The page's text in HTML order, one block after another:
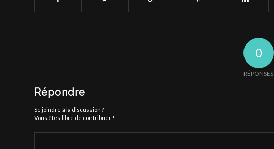
0
RÉPONSES
Répondre
Se joindre à la discussion ?
Vous êtes libre de contribuer !